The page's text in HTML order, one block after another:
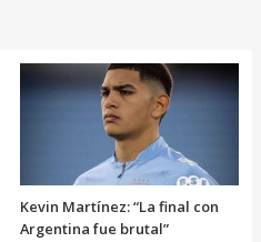
disminuir
Kevin Martínez: “La final con
Argentina fue brutal”